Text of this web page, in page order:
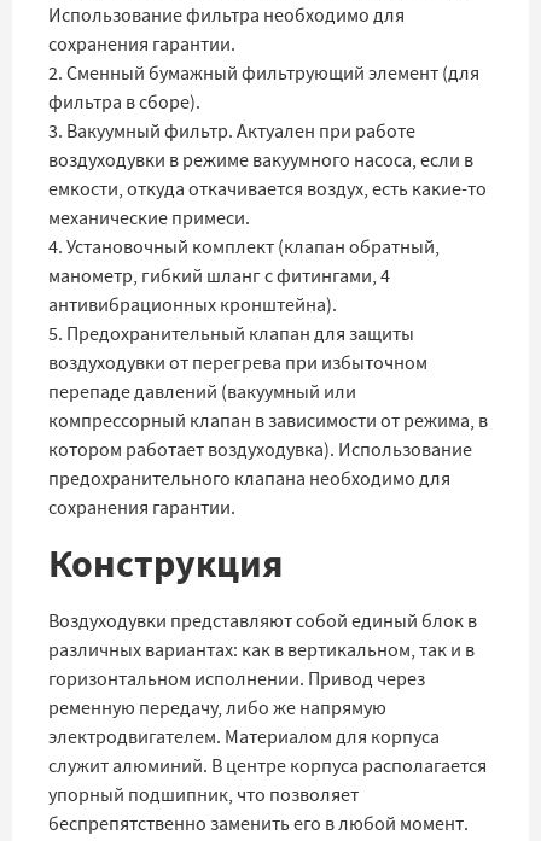
Использование фильтра необходимо для
сохранения гарантии.
2. Сменный бумажный фильтрующий элемент (для
фильтра в сборе).
3. Вакуумный фильтр. Актуален при работе
воздуходувки в режиме вакуумного насоса, если в
емкости, откуда откачивается воздух, есть какие-то
механические примеси.
4. Установочный комплект (клапан обратный,
манометр, гибкий шланг с фитингами, 4
антивибрационных кронштейна).
5. Предохранительный клапан для защиты
воздуходувки от перегрева при избыточном
перепаде давлений (вакуумный или
компрессорный клапан в зависимости от режима, в
котором работает воздуходувка). Использование
предохранительного клапана необходимо для
сохранения гарантии.
Конструкция
Воздуходувки представляют собой единый блок в
различных вариантах: как в вертикальном, так и в
горизонтальном исполнении. Привод через
ременную передачу, либо же напрямую
электродвигателем. Материалом для корпуса
служит алюминий. В центре корпуса располагается
упорный подшипник, что позволяет
беспрепятственно заменить его в любой момент.